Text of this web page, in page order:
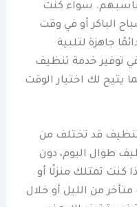
تناسبهم. سواء كنت
الباكر أو في وقت
جاهزة لتلبية
توفير خدمة تنظيف
يتيح لك اختيار الوقت
قد تختلف من
طوال اليوم، دون
كنت تمتلك منزلًا أو
من الليل أو خلال